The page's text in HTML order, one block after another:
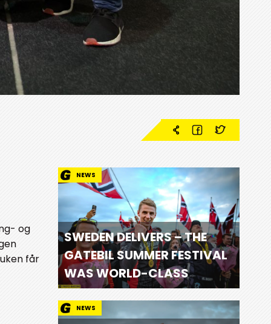
og
får
NEWS
SWEDEN DELIVERS – THE
GATEBIL SUMMER FESTIVAL
WAS WORLD-CLASS
NEWS